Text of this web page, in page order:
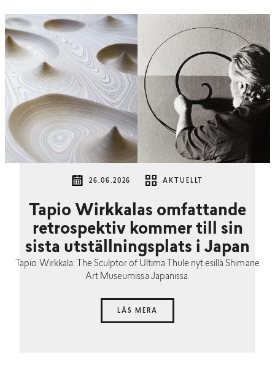
26.06.2026 AKTUELLT
Tapio Wirkkalas omfattande
retrospektiv kommer till sin
sista utställningsplats i Japan
Tapio Wirkkala: The Sculptor of Ultima Thule nyt esillä Shimane
Art Museumissa Japanissa.
LÄS MERA